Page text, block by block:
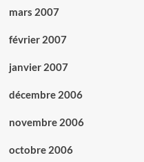
mars 2007
février 2007
janvier 2007
décembre 2006
novembre 2006
octobre 2006